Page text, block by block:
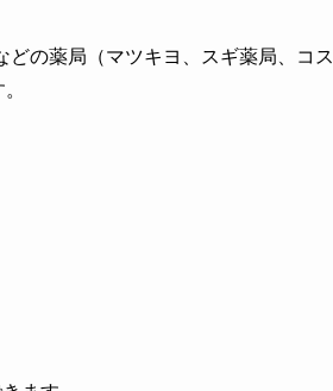
の薬局（マツキヨ、スギ薬局、コス